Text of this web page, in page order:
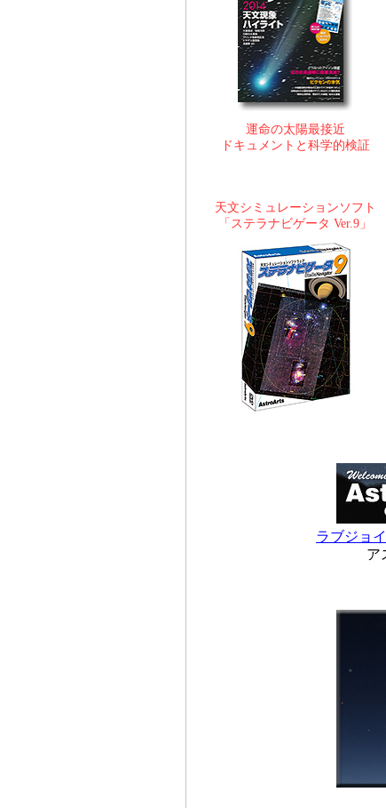
運命の太陽最接近
ドキュメントと科学的検証
天文シミュレーションソフト
「ステラナビゲータ Ver.9」
ラブジョ
ア